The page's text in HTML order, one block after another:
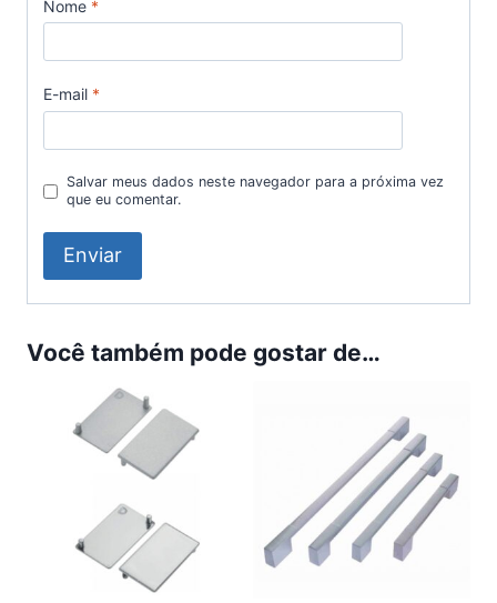
Nome *
E-mail *
Salvar meus dados neste navegador para a próxima vez
que eu comentar.
Você também pode gostar de…